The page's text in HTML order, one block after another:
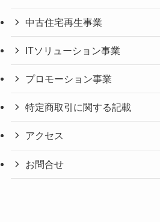
中古住宅再生事業
ITソリューション事業
プロモーション事業
特定商取引に関する記載
アクセス
お問合せ